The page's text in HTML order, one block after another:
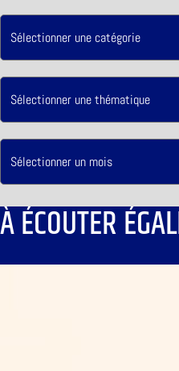
À ÉCOUTER